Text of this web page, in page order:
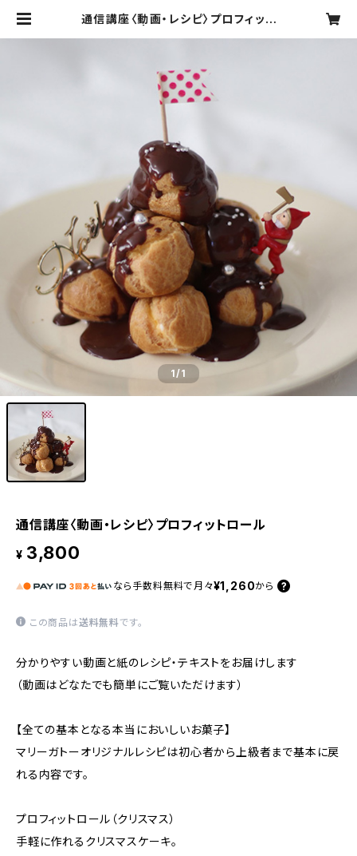
通信講座〈動画・レシピ〉プロフィット
1/1
通信講座〈動画・レシピ〉プロフィットロール
¥ 3,800
なら 手数料無料で 月々¥1,260から
この商品は送料無料です。
分かりやすい動画と紙のレシピ・テキストをお届けします
（動画はどなたでも簡単にご覧いただけます）
【全ての基本となる本当においしいお菓子】
マリーガトーオリジナルレシピは初心者から上級者まで基本に戻
れる内容です。
プロフィットロール（クリスマス）
手軽に作れるクリスマスケーキ。